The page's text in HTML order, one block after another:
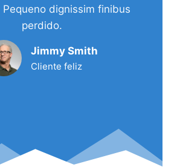
Pequeno dignissim finibus
perdido.
Jimmy Smith
Cliente feliz